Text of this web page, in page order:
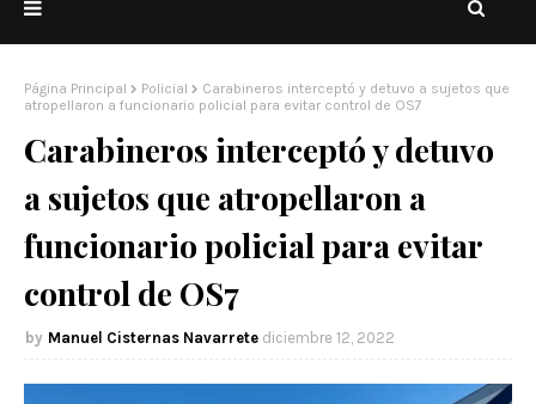
Página Principal Policial
Carabineros interceptó y detuvo a sujetos que
atropellaron a funcionario policial para evitar control de OS7
Carabineros interceptó y detuvo
a sujetos que atropellaron a
funcionario policial para evitar
control de OS7
Manuel Cisternas Navarrete diciembre 12, 2022